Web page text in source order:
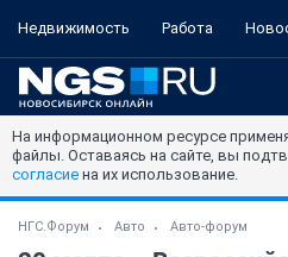
Недвижимость Работа
На информационном ресурсе
файлы. Оставаясь на сайте, вы
согласие на их использование.
НГС.Форум Авто Авто-форум